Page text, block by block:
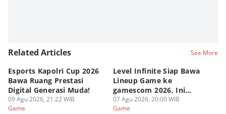
Related Articles See More
Esports Kapolri Cup 2026
Bawa Ruang Prestasi
Digital Generasi Muda!
09 Agu 2026, 21:22 WIB
Game
Level Infinite Siap Bawa
Lineup Game ke
gamescom 2026, Ini
Judulnya!
07 Agu 2026, 20:00 WIB
Game